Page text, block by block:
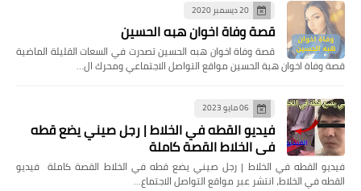
20 ديسمبر 2020
قصة وفاة اخوان هبه الحسين
قصة وفاة اخوان هبه الحسين تصدرت في السعات القليلة الماضية
قصة وفاة اخوان هبة الحسين مواقع التواصل الاجتماعي ومحرك ال…
06 مايو 2023
فيديو القطه في الخلاط | رجل صيني يضع قطه
في الخلاط القصة كاملة
فيديو القطه في الخلاط | رجل صيني يضع قطه في الخلاط القصة كاملة فيديو
القطه في الخلاط، انتشر عبر مواقع التواصل الاجتماع…